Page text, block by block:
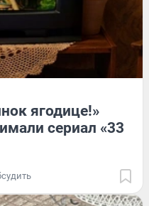
ягодице!»
сериал «33